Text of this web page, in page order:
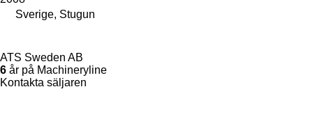
Sverige, Stugun
ATS Sweden AB
6 år på Machineryline
Kontakta säljaren